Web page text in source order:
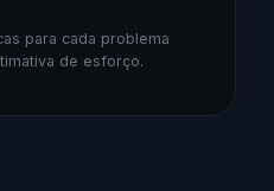
para cada problema
de esforço.